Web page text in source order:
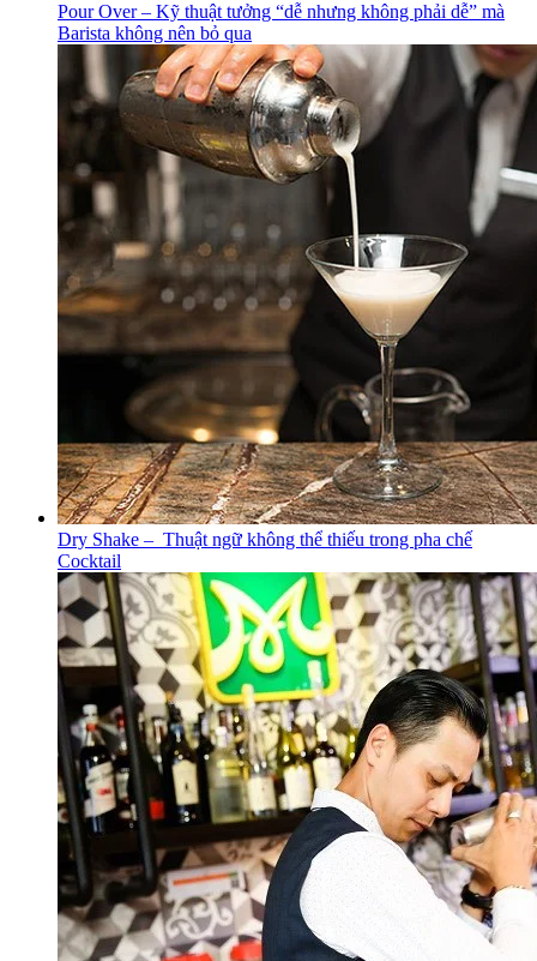
Pour Over – Kỹ thuật tưởng “dễ nhưng không phải dễ” mà
Barista không nên bỏ qua
Dry Shake – Thuật ngữ không thể thiếu trong pha chế
Cocktail